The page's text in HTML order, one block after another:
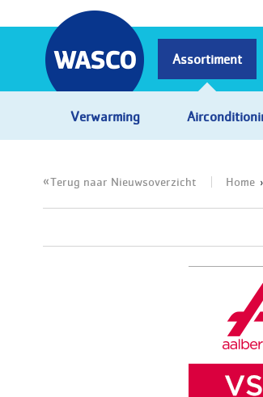
Assortiment
Verwarming
Terug naar Nieuwsoverzicht Home